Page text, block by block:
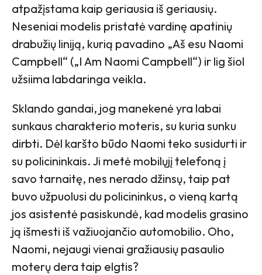
atpažįstama kaip geriausia iš geriausių.
Neseniai modelis pristatė vardinę apatinių
drabužių liniją, kurią pavadino „Aš esu Naomi
Campbell“ („I Am Naomi Campbell“) ir lig šiol
užsiima labdaringa veikla.
Sklando gandai, jog manekenė yra labai
sunkaus charakterio moteris, su kuria sunku
dirbti. Dėl karšto būdo Naomi teko susidurti ir
su policininkais. Ji metė mobilųjį telefoną į
savo tarnaitę, nes nerado džinsų, taip pat
buvo užpuolusi du policininkus, o vieną kartą
jos asistentė pasiskundė, kad modelis grasino
ją išmesti iš važiuojančio automobilio. Oho,
Naomi, nejaugi vienai gražiausių pasaulio
moterų dera taip elgtis?